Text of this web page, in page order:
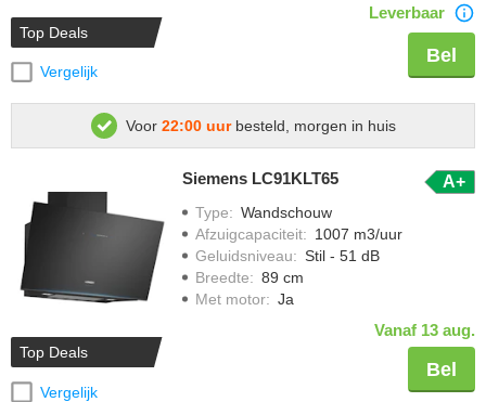
Top Deals
Vergelijk
Leverbaar
Bel
Voor 22:00 uurbesteld, morgen in huis
Top Deals
Vergelijk
Siemens LC91KLT65 A+
Type: Wandschouw
Afzuigcapaciteit: 1007 m3/uur
Geluidsniveau: Stil - 51 dB
Breedte: 89 cm
Met motor: Ja
Vanaf 13 aug.
Bel